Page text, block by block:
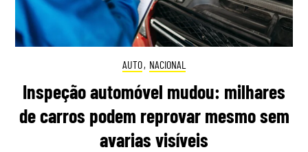
AUTO, NACIONAL
Inspeção automóvel mudou: milhares
de carros podem reprovar mesmo sem
avarias visíveis